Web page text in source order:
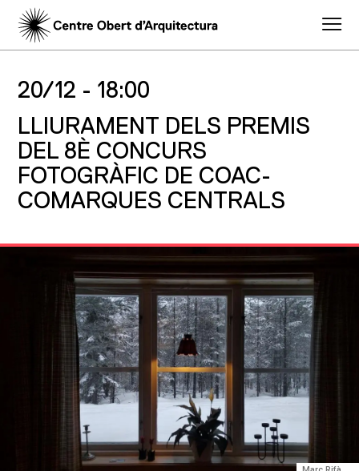
20/12 - 18:00
LLIURAMENT DELS PREMIS
DEL 8È CONCURS
FOTOGRÀFIC DE COAC-
COMARQUES CENTRALS